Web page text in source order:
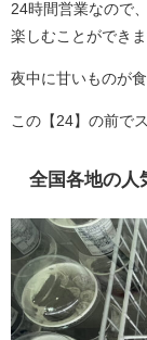
24時間営業なので
楽しむことができま
夜中に甘いものが
この【24】の前で
全国各地の人